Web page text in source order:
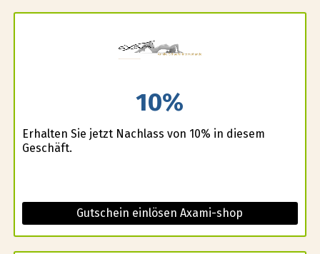
10%
Erhalten Sie jetzt Nachlass von 10% in diesem
Geschäft.
Gutschein einlösen Axami-shop